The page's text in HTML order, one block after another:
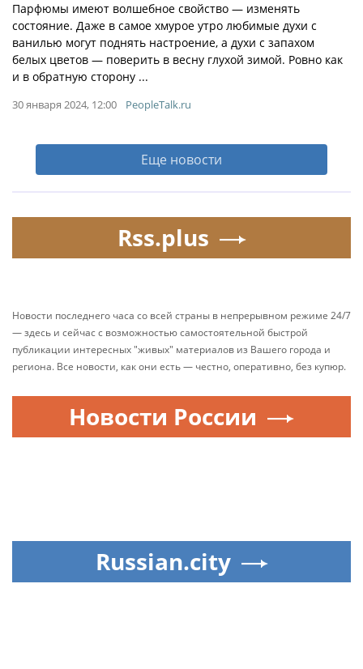
Парфюмы имеют волшебное свойство — изменять
состояние. Даже в самое хмурое утро любимые духи с
ванилью могут поднять настроение, а духи с запахом
белых цветов — поверить в весну глухой зимой. Ровно как
и в обратную сторону ...
30 января 2024, 12:00 PeopleTalk.ru
Еще новости
Rss.plus
Новости последнего часа со всей страны в непрерывном режиме 24/7
— здесь и сейчас с возможностью самостоятельной быстрой
публикации интересных "живых" материалов из Вашего города и
региона. Все новости, как они есть — честно, оперативно, без купюр.
Новости России
Russian.city